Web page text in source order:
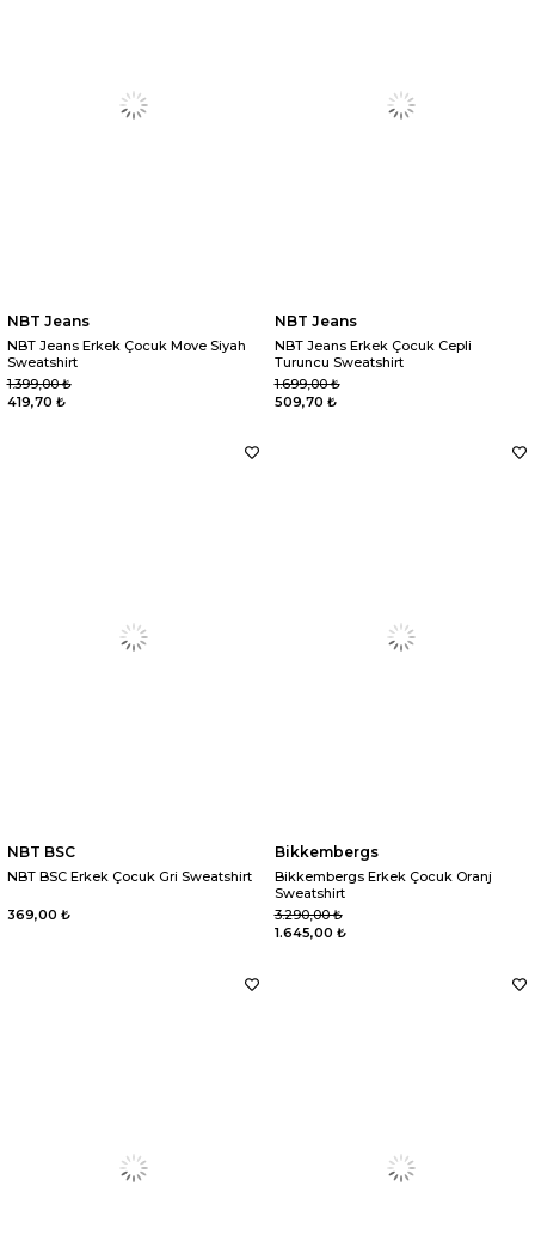
NBT Jeans
NBT Jeans Erkek Çocuk Move Siyah
Sweatshirt
419,70 ₺
1.399,00 ₺
NBT Jeans
NBT Jeans Erkek Çocuk Cepli
Turuncu Sweatshirt
509,70 ₺
1.699,00 ₺
NBT BSC
NBT BSC Erkek Çocuk Gri Sweatshirt
369,00 ₺
Bikkembergs
Bikkembergs Erkek Çocuk Oranj
Sweatshirt
1.645,00 ₺
3.290,00 ₺